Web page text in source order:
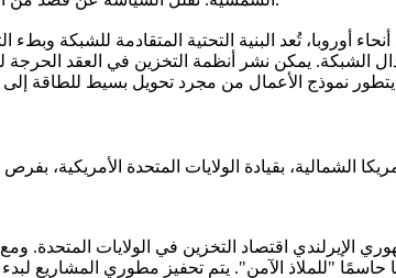
أوروبا، تُعد البنية التحتية المتقادمة للشبكة
يمكن نشر أنظمة التخزين في العقد الحرجة
الإيرلندي اقتصاد التخزين في الولايات المتحدة.